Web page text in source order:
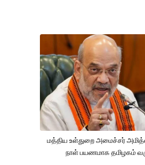
மத்திய உள்துறை அமைச்சர்
நாள் பயணமாக தமிழகம்